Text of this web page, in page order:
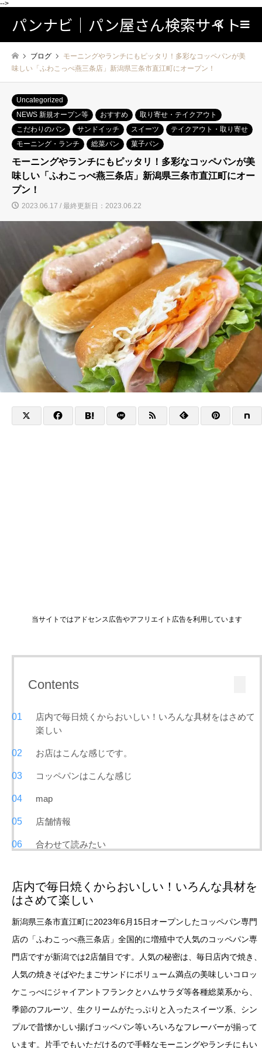
-->
パンナビ｜パン屋さん検索サイト検索
ブログ
モーニングやランチにもピッタリ！多彩なコッペパンが美
味しい「ふわこっぺ燕三条店」新潟県三条市直江町にオープン！
Uncategorized
NEWS 新規オープン等
おすすめ
取り寄せ・テイクアウト
こだわりのパン
サンドイッチ スイーツ
テイクアウト・取り寄せ
モーニング・ランチ
総菜パン 菓子パン
モーニングやランチにもピッタリ！多彩なコッペパンが美
味しい「ふわこっぺ燕三条店」新潟県三条市直江町にオー
プン！
2023.06.17 / 最終更新日：2023.06.22
当サイトではアドセンス広告やアフリエイト広告を利用しています
Contents
店内で毎日焼くからおいしい！いろんな具材をはさめて
楽しい
お店はこんな感じです。
コッペパンはこんな感じ
map
店舗情報
合わせて読みたい
店内で毎日焼くからおいしい！いろんな具材を
はさめて楽しい
新潟県三条市直江町に2023年6月15日オープンしたコッペパン専門
店の「ふわこっぺ燕三条店」全国的に増殖中で人気のコッペパン専
門店ですが新潟では2店舗目です。人気の秘密は、毎日店内で焼き、
人気の焼きそばやたまごサンドにボリューム満点の美味しいコロッ
ケこっぺにジャイアントフランクとハムサラダ等各種総菜系から、
季節のフルーツ、生クリームがたっぷりと入ったスイーツ系、シン
プルで昔懐かしい揚げコッペパン等いろいろなフレーバーが揃って
います。片手でもいただけるので手軽なモーニングやランチにもい